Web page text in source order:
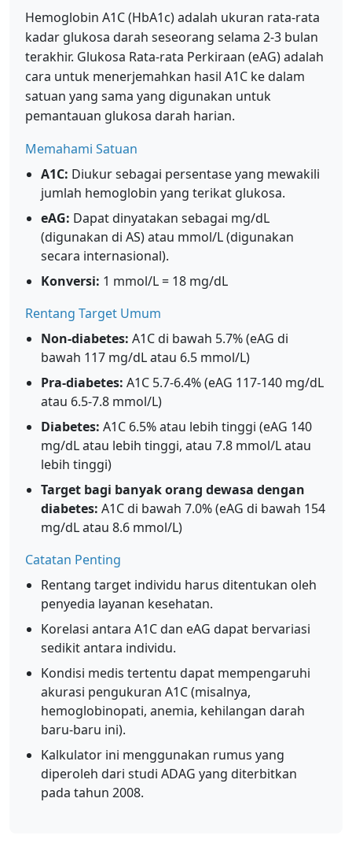
Hemoglobin A1C (HbA1c) adalah ukuran rata-rata
kadar glukosa darah seseorang selama 2-3 bulan
terakhir. Glukosa Rata-rata Perkiraan (eAG) adalah
cara untuk menerjemahkan hasil A1C ke dalam
satuan yang sama yang digunakan untuk
pemantauan glukosa darah harian.
Memahami Satuan
A1C: Diukur sebagai persentase yang mewakili
jumlah hemoglobin yang terikat glukosa.
eAG: Dapat dinyatakan sebagai mg/dL
(digunakan di AS) atau mmol/L (digunakan
secara internasional).
Konversi: 1 mmol/L = 18 mg/dL
Rentang Target Umum
Non-diabetes: A1C di bawah 5.7% (eAG di
bawah 117 mg/dL atau 6.5 mmol/L)
Pra-diabetes: A1C 5.7-6.4% (eAG 117-140 mg/dL
atau 6.5-7.8 mmol/L)
Diabetes: A1C 6.5% atau lebih tinggi (eAG 140
mg/dL atau lebih tinggi, atau 7.8 mmol/L atau
lebih tinggi)
Target bagi banyak orang dewasa dengan
diabetes: A1C di bawah 7.0% (eAG di bawah 154
mg/dL atau 8.6 mmol/L)
Catatan Penting
Rentang target individu harus ditentukan oleh
penyedia layanan kesehatan.
Korelasi antara A1C dan eAG dapat bervariasi
sedikit antara individu.
Kondisi medis tertentu dapat mempengaruhi
akurasi pengukuran A1C (misalnya,
hemoglobinopati, anemia, kehilangan darah
baru-baru ini).
Kalkulator ini menggunakan rumus yang
diperoleh dari studi ADAG yang diterbitkan
pada tahun 2008.